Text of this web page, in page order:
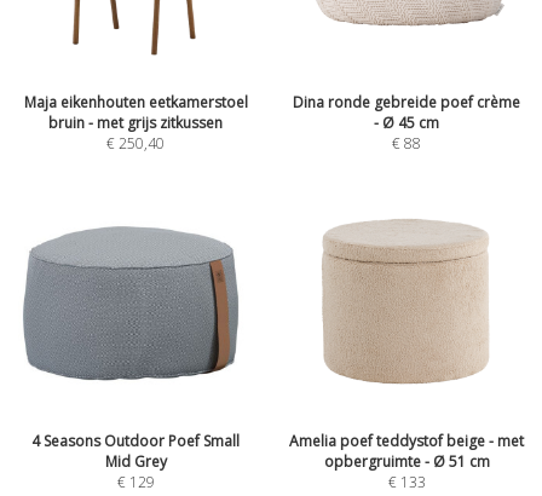
Maja eikenhouten eetkamerstoel
bruin - met grijs zitkussen
€250,40
Dina ronde gebreide poef crème
- Ø 45 cm
€88
4 Seasons Outdoor Poef Small
Mid Grey
€ 129
Amelia poef teddystof beige - met
opbergruimte - Ø 51 cm
€ 133